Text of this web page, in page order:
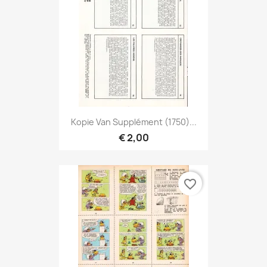
Kopie Van Supplément (1750)...
€ 2,00
favorite_border